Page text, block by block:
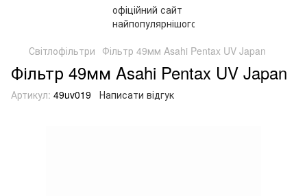
Світлофільтри Фільтр 49мм Asahi Pentax UV Japan
Фільтр 49мм Asahi Pentax UV Japan
Артикул: 49uv019 Написати відгук